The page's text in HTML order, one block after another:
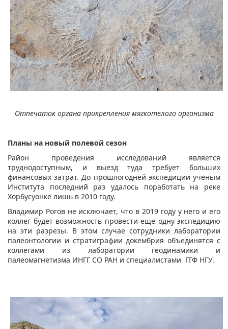
Отпечаток органа прикрепления мягкотелого организма
Планы на новый полевой сезон
Район проведения исследований является
труднодоступным, и выезд туда требует больших
финансовых затрат. До прошлогодней экспедиции ученым
Института последний раз удалось поработать на реке
Хорбусуонке лишь в 2010 году.
Владимир Рогов не исключает, что в 2019 году у него и его
коллег будет возможность провести еще одну экспедицию
на эти разрезы. В этом случае сотрудники лаборатории
палеонтологии и стратиграфии докембрия объединятся с
коллегами из лаборатории геодинамики и
палеомагнетизма ИНГГ СО РАН и специалистами ГГФ НГУ.